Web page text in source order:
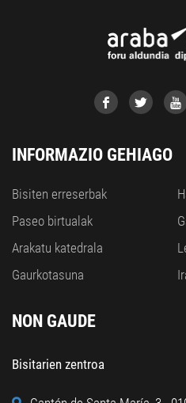
INFORMAZIO GEHIAGO
Bisiten erreserbak
Paseo birtualak
Arakatu katedrala
Gaurkotasuna
NON GAUDE
Bisitarien zentroa